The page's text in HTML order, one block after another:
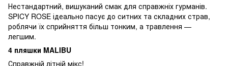
Нестандартний, вишуканий смак для справжніх гурманів.
SPICY ROSE ідеально пасує до ситних та складних страв,
роблячи їх сприйняття більш тонким, а травлення —
легшим.
4 пляшки MALIBU
Справжній літній мікс!